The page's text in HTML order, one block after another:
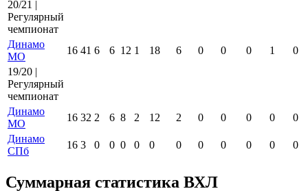
20/21 |
Регулярный
чемпионат
Динамо
МО
16 41 6 6 12 1 18 6 0 0 0 1
0
19/20 |
Регулярный
чемпионат
Динамо
МО
16 32 2 6 8 2 12 2 0 0 0 0
0
Динамо
СПб
16 3 0 0 0 0 0 0 0 0 0 0 0
Суммарная статистика ВХЛ